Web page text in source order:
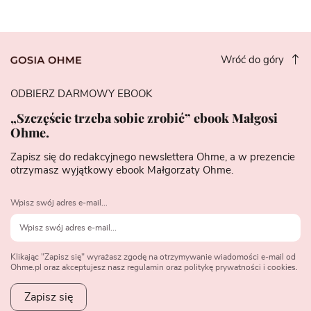
Wróć do góry
ODBIERZ DARMOWY EBOOK
„Szczęście trzeba sobie zrobić” ebook Małgosi
Ohme.
Zapisz się do redakcyjnego newslettera Ohme, a w prezencie
otrzymasz wyjątkowy ebook Małgorzaty Ohme.
Wpisz swój adres e-mail...
Klikając "Zapisz się" wyrażasz zgodę na otrzymywanie wiadomości e-mail od
Ohme.pl oraz akceptujesz nasz regulamin oraz politykę prywatności i cookies.
Zapisz się